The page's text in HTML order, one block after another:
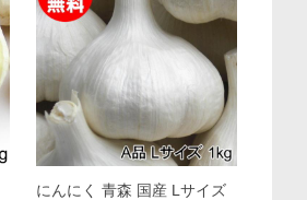
にんにく 青森 国産 Lサイズ